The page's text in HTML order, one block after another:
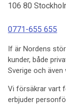
106 80
0771-655 655
If är Nordens
kunder, både
Sverige och även
Vi försäkrar vart
erbjuder